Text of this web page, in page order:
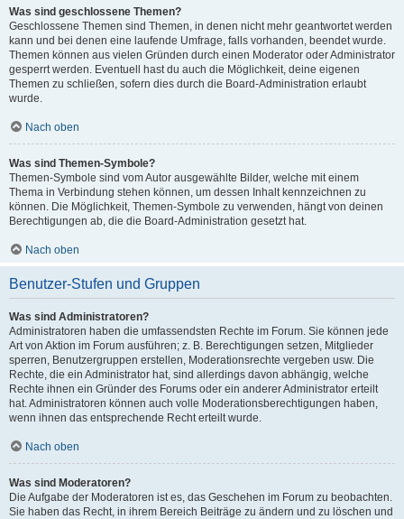
Was sind geschlossene Themen?
Geschlossene Themen sind Themen, in denen nicht mehr geantwortet werden
kann und bei denen eine laufende Umfrage, falls vorhanden, beendet wurde.
Themen können aus vielen Gründen durch einen Moderator oder Administrator
gesperrt werden. Eventuell hast du auch die Möglichkeit, deine eigenen
Themen zu schließen, sofern dies durch die Board-Administration erlaubt
wurde.
Nach oben
Was sind Themen-Symbole?
Themen-Symbole sind vom Autor ausgewählte Bilder, welche mit einem
Thema in Verbindung stehen können, um dessen Inhalt kennzeichnen zu
können. Die Möglichkeit, Themen-Symbole zu verwenden, hängt von deinen
Berechtigungen ab, die die Board-Administration gesetzt hat.
Nach oben
Benutzer-Stufen und Gruppen
Was sind Administratoren?
Administratoren haben die umfassendsten Rechte im Forum. Sie können jede
Art von Aktion im Forum ausführen; z. B. Berechtigungen setzen, Mitglieder
sperren, Benutzergruppen erstellen, Moderationsrechte vergeben usw. Die
Rechte, die ein Administrator hat, sind allerdings davon abhängig, welche
Rechte ihnen ein Gründer des Forums oder ein anderer Administrator erteilt
hat. Administratoren können auch volle Moderationsberechtigungen haben,
wenn ihnen das entsprechende Recht erteilt wurde.
Nach oben
Was sind Moderatoren?
Die Aufgabe der Moderatoren ist es, das Geschehen im Forum zu beobachten.
Sie haben das Recht, in ihrem Bereich Beiträge zu ändern und zu löschen und